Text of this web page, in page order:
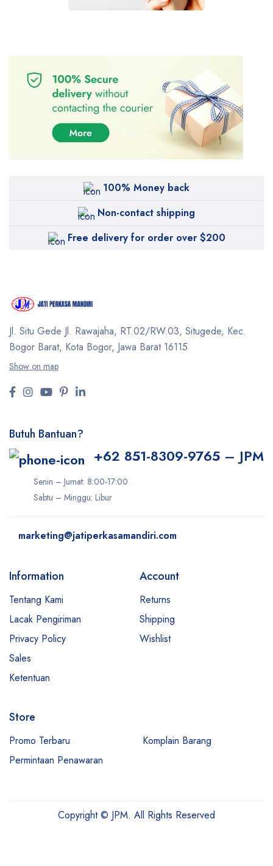
100% Money back
Non-contact shipping
Free delivery for order over $200
Jl. Situ Gede Jl. Rawajaha, RT.02/RW.03, Situgede, Kec.
Bogor Barat, Kota Bogor, Jawa Barat 16115
Show on map
Butuh Bantuan?
+62 851-8309-9765 – JPM
Senin – Jumat: 8:00-17:00
Sabtu – Minggu: Libur
marketing@jatiperkasamandiri.com
Information
Tentang Kami
Lacak Pengiriman
Privacy Policy
Sales
Ketentuan
Account
Returns
Shipping
Wishlist
Store
Promo Terbaru
Komplain Barang
Permintaan Penawaran
Copyright © JPM. All Rights Reserved